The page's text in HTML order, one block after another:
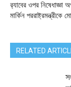
র‌্যাবের ওপর নিষেধাজ্ঞা
মার্কিন পররাষ্ট্রমন্ত্রীকে
RELATED